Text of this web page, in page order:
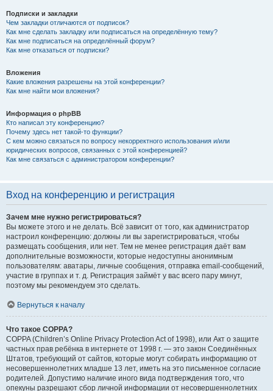
Подписки и закладки
Чем закладки отличаются от подписок?
Как мне сделать закладку или подписаться на определённую тему?
Как мне подписаться на определённый форум?
Как мне отказаться от подписки?
Вложения
Какие вложения разрешены на этой конференции?
Как мне найти мои вложения?
Информация о phpBB
Кто написал эту конференцию?
Почему здесь нет такой-то функции?
С кем можно связаться по вопросу некорректного использования и/или
юридических вопросов, связанных с этой конференцией?
Как мне связаться с администратором конференции?
Вход на конференцию и регистрация
Зачем мне нужно регистрироваться?
Вы можете этого и не делать. Всё зависит от того, как администратор
настроил конференцию: должны ли вы зарегистрироваться, чтобы
размещать сообщения, или нет. Тем не менее регистрация даёт вам
дополнительные возможности, которые недоступны анонимным
пользователям: аватары, личные сообщения, отправка email-сообщений,
участие в группах и т. д. Регистрация займёт у вас всего пару минут,
поэтому мы рекомендуем это сделать.
Вернуться к началу
Что такое COPPA?
COPPA (Children’s Online Privacy Protection Act of 1998), или Акт о защите
частных прав ребёнка в интернете от 1998 г. — это закон Соединённых
Штатов, требующий от сайтов, которые могут собирать информацию от
несовершеннолетних младше 13 лет, иметь на это письменное согласие
родителей. Допустимо наличие иного вида подтверждения того, что
опекуны разрешают сбор личной информации от несовершеннолетних